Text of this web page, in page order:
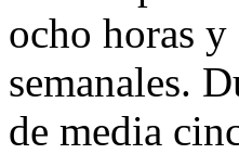
ocho horas
semanales.
de media